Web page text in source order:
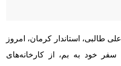
طالبی، استاندار کرمان، امروز
سفر خود به بم، از کارخانه‌های